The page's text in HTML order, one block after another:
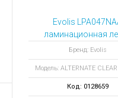
Терминалы
Архивные
товары
Зарядные устройства
Архивные товары
Evolis
ламинационная
ALTERNATE
PATCH 1.0 MIL
отпечатков
Бренд: Evolis
Модель: ALTERNATE
Код: 0128659